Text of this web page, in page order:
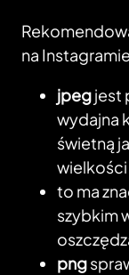
na
jpegjest
wydajna
świetną
to ma
szybkim
png